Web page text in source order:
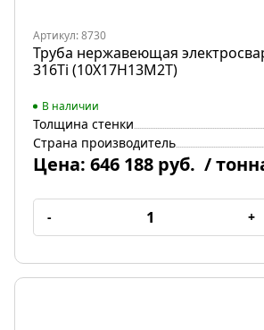
Артикул: 8730
Труба нержавеющая
316Ti (10Х17Н13М2Т)
В наличии
Толщина стенки
Страна производитель
Цена: 646 188 руб. /
- +